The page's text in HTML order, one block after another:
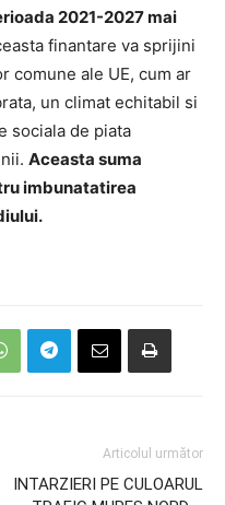
2021-2027 mai
finantare va sprijini
comune ale UE, cum ar
un climat echitabil si
sociala de piata
Aceasta suma
imbunatatirea
Articolul următor
INTARZIERI PE CULOARUL